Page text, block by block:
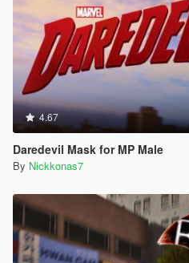
4.67
Daredevil Mask for MP Male
By Nickkonas7